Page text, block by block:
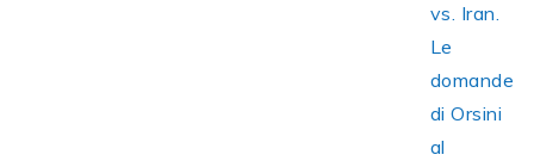
vs. Iran.
Le
domande
di Orsini
al